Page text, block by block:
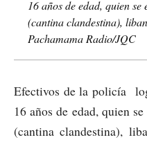
16 años de edad, quien
(cantina clandestina),
Pachamama Radio/JQC
Efectivos de la policía
16 años de edad, quien
(cantina clandestina),